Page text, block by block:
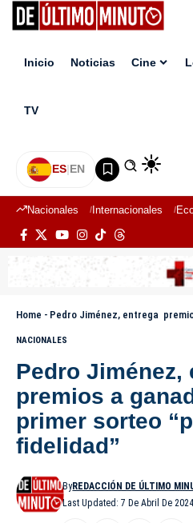
Inicio Noticias Cine
TV
ES|EN
Nacionales Internacionales
Home - Pedro Jiménez, entrega premios a
NACIONALES
Pedro Jiménez,
premios a
primer sorteo
fidelidad”
Last Updated: 7 De Abril De
ByREDACCIÓN DE ÚLTIMO